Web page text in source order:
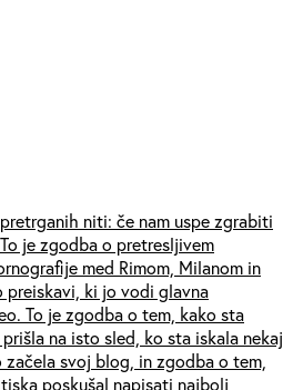
niti: če nam uspe zgrabiti
je zgodba o pretresljivem
med Rimom, Milanom in
preiskavi, ki jo vodi glavna
To je zgodba o tem, kako sta
na isto sled, ko sta iskala nekaj
svoj blog, in zgodba o tem,
poskušal napisati najbolj